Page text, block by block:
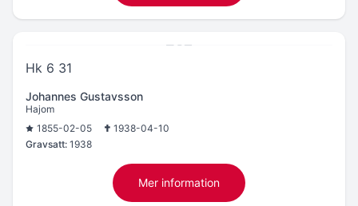
Hk 6 31
Johannes Gustavsson
Hajom
1855-02-05
1938-04-10
Gravsatt: 1938
Mer information